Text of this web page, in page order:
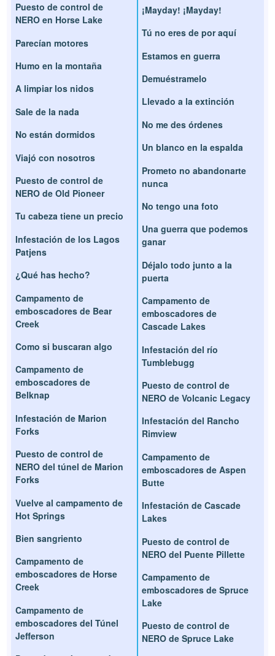
Puesto de control de
NERO en Horse Lake
Parecían motores
Humo en la montaña
A limpiar los nidos
Sale de la nada
No están dormidos
Viajó con nosotros
Puesto de control de
NERO de Old Pioneer
Tu cabeza tiene un precio
Infestación de los Lagos
Patjens
¿Qué has hecho?
Campamento de
emboscadores de Bear
Creek
Como si buscaran algo
Campamento de
emboscadores de
Belknap
Infestación de Marion
Forks
Puesto de control de
NERO del túnel de Marion
Forks
Vuelve al campamento de
Hot Springs
Bien sangriento
Campamento de
emboscadores de Horse
Creek
Campamento de
emboscadores del Túnel
Jefferson
¡Mayday! ¡Mayday!
Tú no eres de por aquí
Estamos en guerra
Demuéstramelo
Llevado a la extinción
No me des órdenes
Un blanco en la espalda
Prometo no abandonarte
nunca
No tengo una foto
Una guerra que podemos
ganar
Déjalo todo junto a la
puerta
Campamento de
emboscadores de
Cascade Lakes
Infestación del río
Tumblebugg
Puesto de control de
NERO de Volcanic Legacy
Infestación del Rancho
Rimview
Campamento de
emboscadores de Aspen
Butte
Infestación de Cascade
Lakes
Puesto de control de
NERO del Puente Pillette
Campamento de
emboscadores de Spruce
Lake
Puesto de control de
NERO de Spruce Lake